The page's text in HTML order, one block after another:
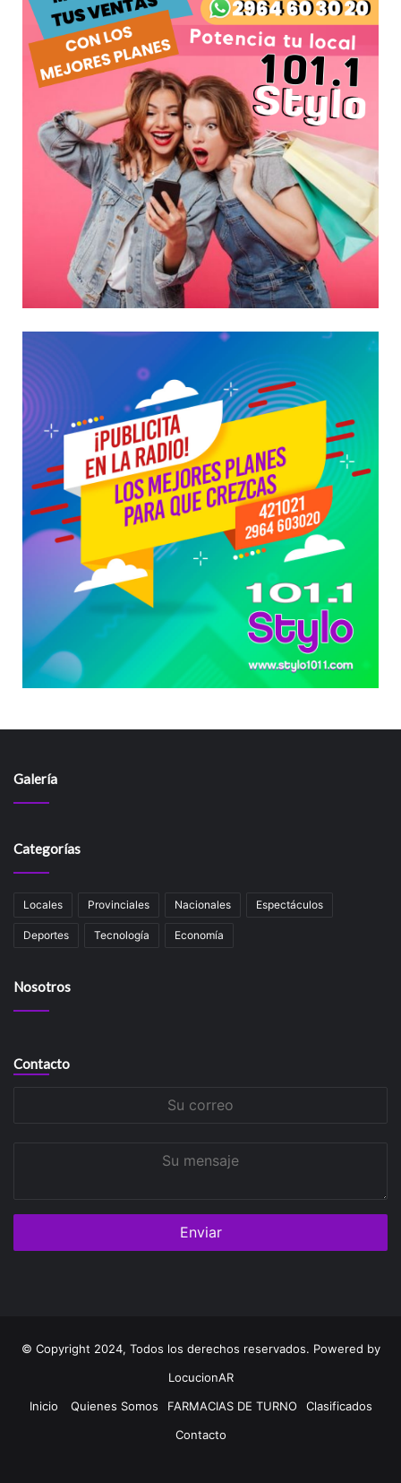
Galería
Categorías
Locales Provinciales Nacionales Espectáculos
Deportes Tecnología Economía
Nosotros
Contacto
© Copyright 2024, Todos los derechos reservados. Powered by
LocucionAR
Inicio
Quienes Somos FARMACIAS DE TURNO
Clasificados
Contacto